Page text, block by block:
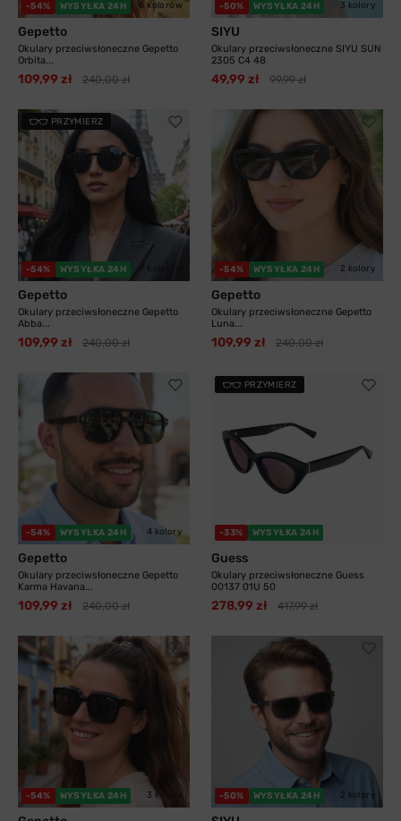
-54% WYSYŁKA 24H 6 kolorów
Gepetto
Okulary przeciwsłoneczne Gepetto
Orbita...
109,99 zł 240,00 zł
-50% WYSYŁKA 24H 3 kolory
SIYU
Okulary przeciwsłoneczne SIYU SUN
2305 C4 48
49,99 zł 99,99 zł
PRZYMIERZ
-54% WYSYŁKA 24H
Gepetto
Okulary przeciwsłoneczne Gepetto
Abba...
109,99 zł 240,00 zł
-54% WYSYŁKA 24H 2 kolory
Gepetto
Okulary przeciwsłoneczne Gepetto
Luna...
109,99 zł 240,00 zł
-54% WYSYŁKA 24H 4 kolory
Gepetto
Okulary przeciwsłoneczne Gepetto
Karma Havana...
109,99 zł 240,00 zł
PRZYMIERZ
-33% WYSYŁKA 24H
Guess
Okulary przeciwsłoneczne Guess
00137 01U 50
278,99 zł 417,99 zł
-54% WYSYŁKA 24H 3 kolory -50% WYSYŁKA 24H 2 kolory